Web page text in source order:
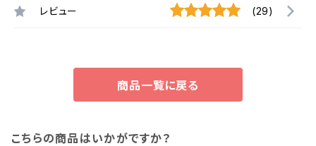
レビュー (29)
商品一覧に戻る
こちらの商品はいかがですか？